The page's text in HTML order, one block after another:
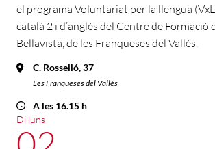
el programa Voluntariat per la llengua
català 2 i d’anglès del Centre de Formació
Bellavista, de les Franqueses del Vallès.
C. Rosselló, 37
Les Franqueses del Vallès
A les 16.15 h
Dilluns